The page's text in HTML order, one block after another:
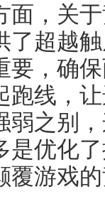
面，关
了超越
要，确
跑线，
弱之别
是优化
覆游戏